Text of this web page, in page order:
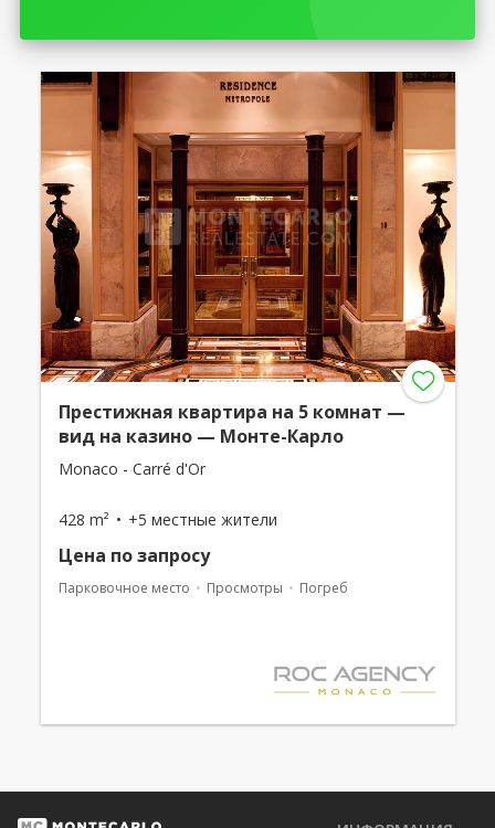
Престижная квартира на 5 комнат —
вид на казино — Монте-Карло
Monaco - Carré d'Or
428 m² +5 местные жители
Цена по запросу
Парковочное место Просмотры Погреб